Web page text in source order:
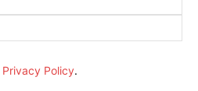
Privacy Policy.